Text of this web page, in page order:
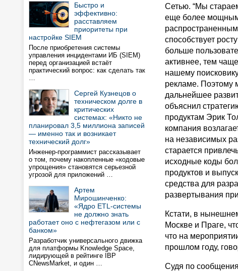
Быстро и
эффективно:
расставляем
приоритеты при
настройке SIEM
После приобретения системы
управления инцидентами ИБ (SIEM)
перед организацией встаёт
практический вопрос: как сделать так
…
Сергей Кузнецов о
техническом долге в
критических
системах: «Никто не
планировал 3,5 миллиона записей
— именно так и возникает
технический долг»
Инженер-программист рассказывает
о том, почему накопленные «кодовые
упрощения» становятся серьезной
угрозой для приложений …
Артем
Мирошинченко:
«Ядро ETL-системы
не должно знать
работает оно с нефтегазом или с
банком»
Разработчик универсального движка
для платформы Knowledge Space,
лидирующей в рейтинге IBP
CNewsMarket, и один …
Сетью. “Мы
еще более
способствует
больше
активнее, тем
нашему
рекламе. Поэтому
дальнейшее
объяснил
продуктам Эрик
компания
на независимых
старается
исходные коды
продуктов и
средства для
развертывания
Кстати, в
Москве и Праге,
что на
прошлом году,
Судя по